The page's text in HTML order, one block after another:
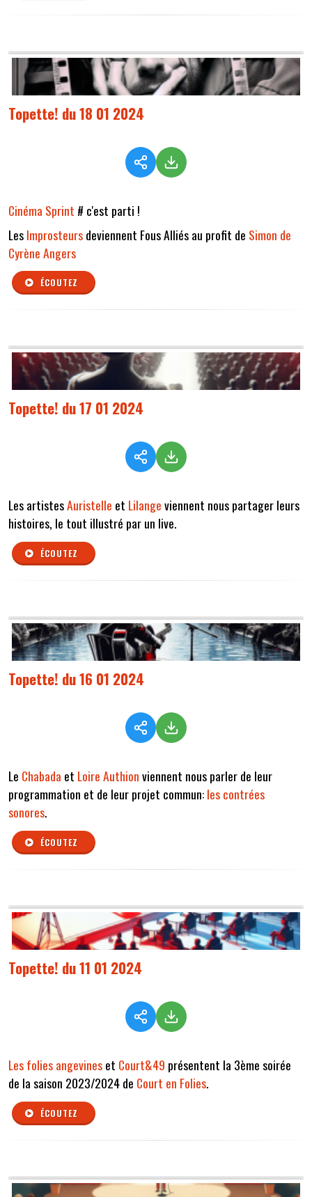
Topette! du 18 01 2024
Cinéma Sprint # c'est parti !
LesImprosteursdeviennent Fous Alliés au profit de Simon de
Cyrène Angers
ÉCOUTEZ
Topette! du 17 01 2024
Les artistesAuristelle et Lilangeviennent nous partager leurs
histoires, le tout illustré par un live.
ÉCOUTEZ
Topette! du 16 01 2024
Le Chabada et Loire Authionviennent nous parler de leur
programmation et de leur projet commun:les contrées
sonores.
ÉCOUTEZ
Topette! du 11 01 2024
Les folies angevineset Court&49 présentent la 3ème soirée
de la saison 2023/2024 de Court en Folies.
ÉCOUTEZ